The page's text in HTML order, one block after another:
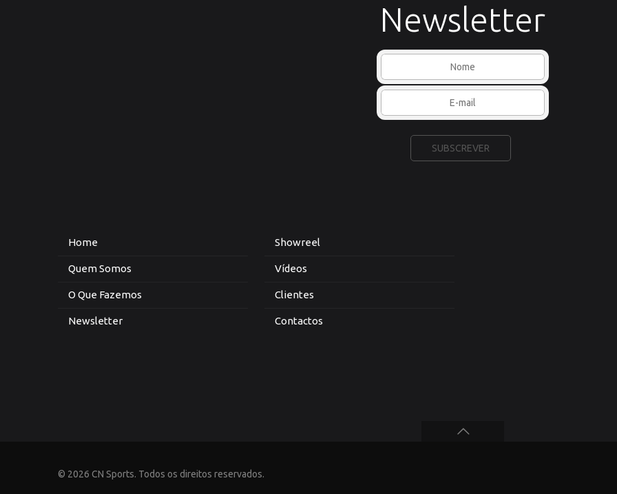
Newsletter
Home
Quem Somos
O Que Fazemos
Newsletter
Showreel
Vídeos
Clientes
Contactos
© 2026 CN Sports. Todos os direitos reservados.